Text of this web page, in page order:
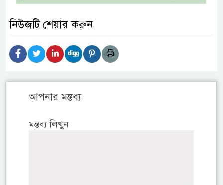
নিউজটি শেয়ার করুন
আপনার মন্তব্য
মন্তব্য লিখুন